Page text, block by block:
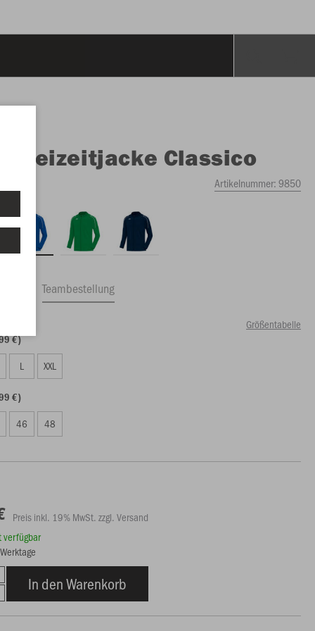
Freizeitjacke Classico
Artikelnummer:9850
Teambestellung
Größentabelle
€)
L XXL
€)
46 48
Preis inkl. 19% MwSt. zzgl. Versand
verfügbar
In den Warenkorb